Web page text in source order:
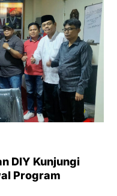
DIY Kunjungi
Program